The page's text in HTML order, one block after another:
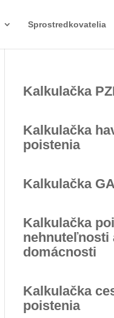
Sprostredkovatelia
Kalkulačka
Kalkulačka
poistenia
Kalkulačka
Kalkulačka
nehnuteľnosti
domácnosti
Kalkulačka
poistenia